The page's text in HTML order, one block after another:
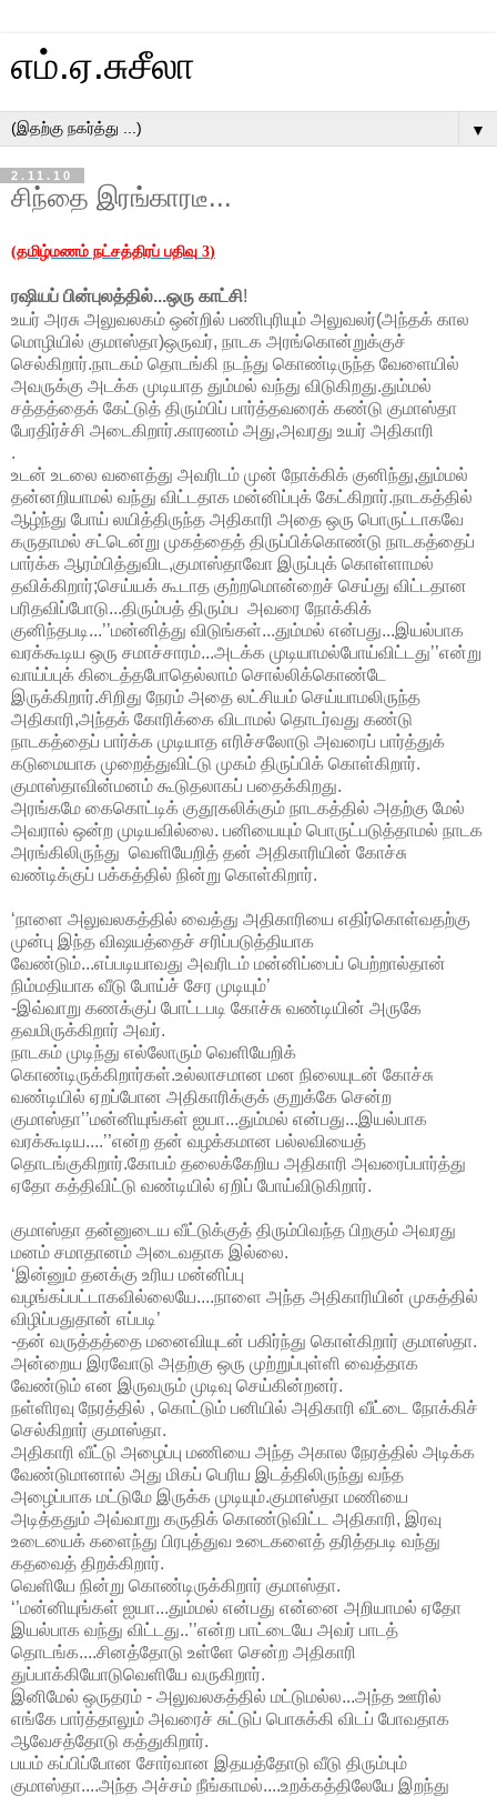
எம்.ஏ.சுசீலா
▼
2.11.10
சிந்தை இரங்காரடீ...
(தமிழ்மணம் நட்சத்திரப் பதிவு 3)
ரஷியப் பின்புலத்தில்...ஒரு காட்சி!
உயர் அரசு அலுவலகம் ஒன்றில் பணிபுரியும் அலுவலர்(அந்தக் கால
மொழியில் குமாஸ்தா)ஒருவர், நாடக அரங்கொன்றுக்குச்
செல்கிறார்.நாடகம் தொடங்கி நடந்து கொண்டிருந்த வேளையில்
அவருக்கு அடக்க முடியாத தும்மல் வந்து விடுகிறது.தும்மல்
சத்தத்தைக் கேட்டுத் திரும்பிப் பார்த்தவரைக் கண்டு குமாஸ்தா
பேரதிர்ச்சி அடைகிறார்.காரணம் அது,அவரது உயர் அதிகாரி
.
உடன் உடலை வளைத்து அவரிடம் முன் நோக்கிக் குனிந்து,தும்மல்
தன்னறியாமல் வந்து விட்டதாக மன்னிப்புக் கேட்கிறார்.நாடகத்தில்
ஆழ்ந்து போய் லயித்திருந்த அதிகாரி அதை ஒரு பொருட்டாகவே
கருதாமல் சட்டென்று முகத்தைத் திருப்பிக்கொண்டு நாடகத்தைப்
பார்க்க ஆரம்பித்துவிட,குமாஸ்தாவோ இருப்புக் கொள்ளாமல்
தவிக்கிறார்;செய்யக் கூடாத குற்றமொன்றைச் செய்து விட்டதான
பரிதவிப்போடு...திரும்பத் திரும்ப அவரை நோக்கிக்
குனிந்தபடி...’’மன்னித்து விடுங்கள்...தும்மல் என்பது...இயல்பாக
வரக்கூடிய ஒரு சமாச்சாரம்...அடக்க முடியாமல்போய்விட்டது’’என்று
வாய்ப்புக் கிடைத்தபோதெல்லாம் சொல்லிக்கொண்டே
இருக்கிறார்.சிறிது நேரம் அதை லட்சியம் செய்யாமலிருந்த
அதிகாரி,அந்தக் கோரிக்கை விடாமல் தொடர்வது கண்டு
நாடகத்தைப் பார்க்க முடியாத எரிச்சலோடு அவரைப் பார்த்துக்
கடுமையாக முறைத்துவிட்டு முகம் திருப்பிக் கொள்கிறார்.
குமாஸ்தாவின்மனம் கூடுதலாகப் பதைக்கிறது.
அரங்கமே கைகொட்டிக் குதூகலிக்கும் நாடகத்தில் அதற்கு மேல்
அவரால் ஒன்ற முடியவில்லை. பனியையும் பொருட்படுத்தாமல் நாடக
அரங்கிலிருந்து வெளியேறித் தன் அதிகாரியின் கோச்சு
வண்டிக்குப் பக்கத்தில் நின்று கொள்கிறார்.
‘நாளை அலுவலகத்தில் வைத்து அதிகாரியை எதிர்கொள்வதற்கு
முன்பு இந்த விஷயத்தைச் சரிப்படுத்தியாக
வேண்டும்...எப்படியாவது அவரிடம் மன்னிப்பைப் பெற்றால்தான்
நிம்மதியாக வீடு போய்ச் சேர முடியும்’
-இவ்வாறு கணக்குப் போட்டபடி கோச்சு வண்டியின் அருகே
தவமிருக்கிறார் அவர்.
நாடகம் முடிந்து எல்லோரும் வெளியேறிக்
கொண்டிருக்கிறார்கள்.உல்லாசமான மன நிலையுடன் கோச்சு
வண்டியில் ஏறப்போன அதிகாரிக்குக் குறுக்கே சென்ற
குமாஸ்தா’’மன்னியுங்கள் ஐயா...தும்மல் என்பது...இயல்பாக
வரக்கூடிய....’’என்ற தன் வழக்கமான பல்லவியைத்
தொடங்குகிறார்.கோபம் தலைக்கேறிய அதிகாரி அவரைப்பார்த்து
ஏதோ கத்திவிட்டு வண்டியில் ஏறிப் போய்விடுகிறார்.
குமாஸ்தா தன்னுடைய வீட்டுக்குத் திரும்பிவந்த பிறகும் அவரது
மனம் சமாதானம் அடைவதாக இல்லை.
‘இன்னும் தனக்கு உரிய மன்னிப்பு
வழங்கப்பட்டாகவில்லையே....நாளை அந்த அதிகாரியின் முகத்தில்
விழிப்பதுதான் எப்படி’
-தன் வருத்தத்தை மனைவியுடன் பகிர்ந்து கொள்கிறார் குமாஸ்தா.
அன்றைய இரவோடு அதற்கு ஒரு முற்றுப்புள்ளி வைத்தாக
வேண்டும் என இருவரும் முடிவு செய்கின்றனர்.
நள்ளிரவு நேரத்தில் , கொட்டும் பனியில் அதிகாரி வீட்டை நோக்கிச்
செல்கிறார் குமாஸ்தா.
அதிகாரி வீட்டு அழைப்பு மணியை அந்த அகால நேரத்தில் அடிக்க
வேண்டுமானால் அது மிகப் பெரிய இடத்திலிருந்து வந்த
அழைப்பாக மட்டுமே இருக்க முடியும்.குமாஸ்தா மணியை
அடித்ததும் அவ்வாறு கருதிக் கொண்டுவிட்ட அதிகாரி, இரவு
உடையைக் களைந்து பிரபுத்துவ உடைகளைத் தரித்தபடி வந்து
கதவைத் திறக்கிறார்.
வெளியே நின்று கொண்டிருக்கிறார் குமாஸ்தா.
‘’மன்னியுங்கள் ஐயா...தும்மல் என்பது என்னை அறியாமல் ஏதோ
இயல்பாக வந்து விட்டது..’’என்ற பாட்டையே அவர் பாடத்
தொடங்க....சினத்தோடு உள்ளே சென்ற அதிகாரி
துப்பாக்கியோடுவெளியே வருகிறார்.
இனிமேல் ஒருதரம் - அலுவலகத்தில் மட்டுமல்ல...அந்த ஊரில்
எங்கே பார்த்தாலும் அவரைச் சுட்டுப் பொசுக்கி விடப் போவதாக
ஆவேசத்தோடு கத்துகிறார்.
பயம் கப்பிப்போன சோர்வான இதயத்தோடு வீடு திரும்பும்
குமாஸ்தா....அந்த அச்சம் நீங்காமல்....உறக்கத்திலேயே இறந்து